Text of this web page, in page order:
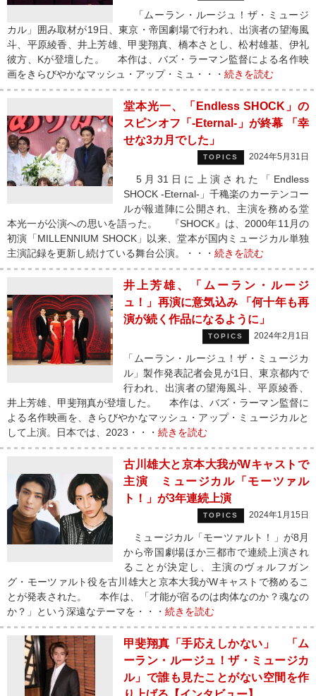
「ムーラン・ルージュ！ザ・ミュージ
カル」囲み取材が19日、東京・帝国劇場で行われ、出演者の望海風
斗、平原綾香、井上芳雄、甲斐翔真、橋本さとし、松村雄基、伊礼
彼方、Kが登壇した。 本作は、バズ・ラーマン監督による名作映
画をきらびやかなマッシュ・アップ・ミュ・・・ 続きを読む
堂本光一、「Endless SHOCK」の
スピンオフ「‐Eternal‐」が終幕 「幸
せな3カ月でした」
TOPICS 2024年5月31日
5月31日に上演された「Endless
SHOCK ‐Eternal‐」千穐楽のカーテンコー
ルが報道陣に公開され、主演を務める堂
本光一が公演への思いを語った。 『SHOCK』は、2000年11月の
初演「MILLENNIUM SHOCK」以来、堂本が国内ミュージカル単独
主演記録を更新し続けている舞台公演。・・・ 続きを読む
井上芳雄、「ムーラン・ルージ
ュ！」再演に意気込み 「何十年も再
演が続く作品になるように」
TOPICS 2024年2月1日
「ムーラン・ルージュ！ザ・ミュージカ
ル」製作発表記者会見が1日、東京都内で
行われ、出演者の望海風斗、平原綾香、
井上芳雄、甲斐翔真が登壇した。 本作は、バズ・ラーマン監督に
よる名作映画を、きらびやかなマッシュ・アップ・ミュージカルと
して上演。日本では、2023・・・ 続きを読む
古川雄大と京本大我がWキャストで
主演 ミュージカル「モーツァル
ト！」が3年連続上演
TOPICS 2024年1月15日
ミュージカル「モーツァルト！」が8月
から帝国劇場ほか三都市で連続上演され
ることが決定し、主演のヴォルフガン
グ・モーツァルト役を古川雄大と京本大我がWキャストで務めるこ
とが発表された。 本作は、「才能が宿るのは肉体なのか？魂なの
か？」という深遠なテーマを・・・ 続きを読む
甲斐翔真「手応えしかない」 「ム
ーラン・ルージュ！ザ・ミュージカ
ル」で誰も見たことがない空間を作